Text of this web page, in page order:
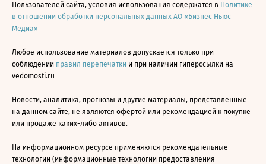
Пользователей сайта, условия использования содержатся в Политике
в отношении обработки персональных данных АО «Бизнес Ньюс
Медиа»
Любое использование материалов допускается только при
соблюдении правил перепечатки и при наличии гиперссылки на
vedomosti.ru
Новости, аналитика, прогнозы и другие материалы, представленные
на данном сайте, не являются офертой или рекомендацией к покупке
или продаже каких-либо активов.
На информационном ресурсе применяются рекомендательные
технологии (информационные технологии предоставления